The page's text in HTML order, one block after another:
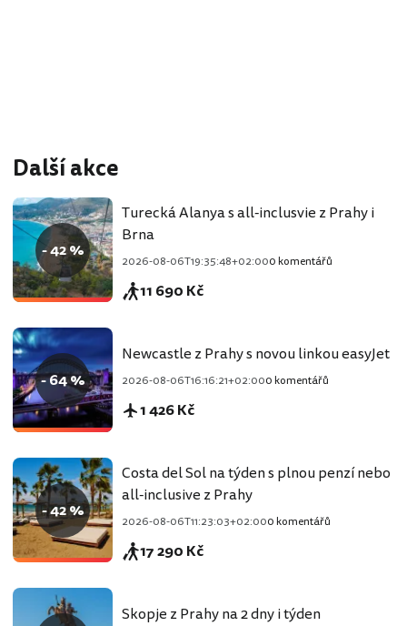
Další akce
- 42 %
Turecká Alanya s all-inclusvie z Prahy i
Brna
2026-08-06T19:35:48+02:000 komentářů
11 690 Kč
- 64 %
Newcastle z Prahy s novou linkou easyJet
2026-08-06T16:16:21+02:000 komentářů
1 426 Kč
- 42 %
Costa del Sol na týden s plnou penzí nebo
all-inclusive z Prahy
2026-08-06T11:23:03+02:000 komentářů
17 290 Kč
Skopje z Prahy na 2 dny i týden